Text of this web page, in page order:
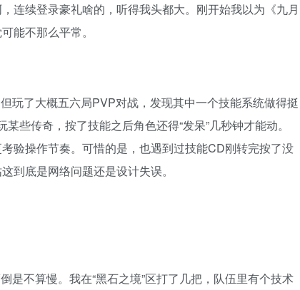
连续登录豪礼啥的，听得我头都大。刚开始我以为《九月
能不那么平常。
玩了大概五六局PVP对战，发现其中一个技能系统做得挺
传奇，按了技能之后角色还得“发呆”几秒钟才能动。
验操作节奏。可惜的是，也遇到过技能CD刚转完按了没
到底是网络问题还是设计失误。
是不算慢。我在“黑石之境”区打了几把，队伍里有个技术